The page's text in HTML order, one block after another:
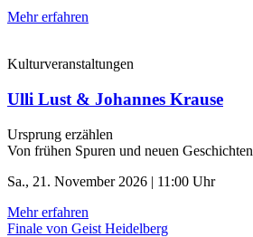
Mehr erfahren
Kulturveranstaltungen
Ulli Lust & Johannes Krause
Ursprung erzählen
Von frühen Spuren und neuen Geschichten
Sa., 21. November 2026 | 11:00 Uhr
Mehr erfahren
Finale von Geist Heidelberg